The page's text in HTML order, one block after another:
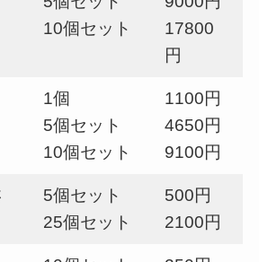
10個セット
17800
円
1個
5個セット
10個セット
1100円
4650円
9100円
5個セット
25個セット
500円
2100円